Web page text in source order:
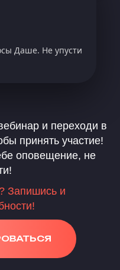
Даше. Не упусти
и переходи в
принять участие!
оповещение, не
Запишись и